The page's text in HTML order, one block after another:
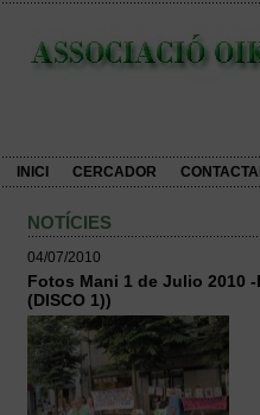
INICI CERCADOR
NOTÍCIES
04/07/2010
Fotos Mani 1 de Julio 2010 -
(DISCO 1))